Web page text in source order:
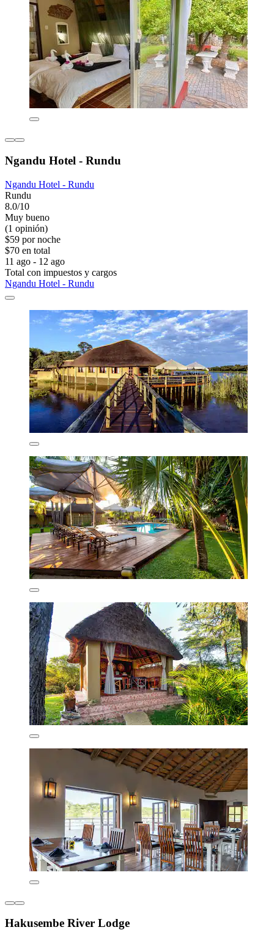
Ngandu Hotel - Rundu
Ngandu Hotel - Rundu
Rundu
8.0/10
Muy bueno
(1 opinión)
$59 por noche
$70 en total
11 ago - 12 ago
Total con impuestos y cargos
Ngandu Hotel - Rundu
Hakusembe River Lodge